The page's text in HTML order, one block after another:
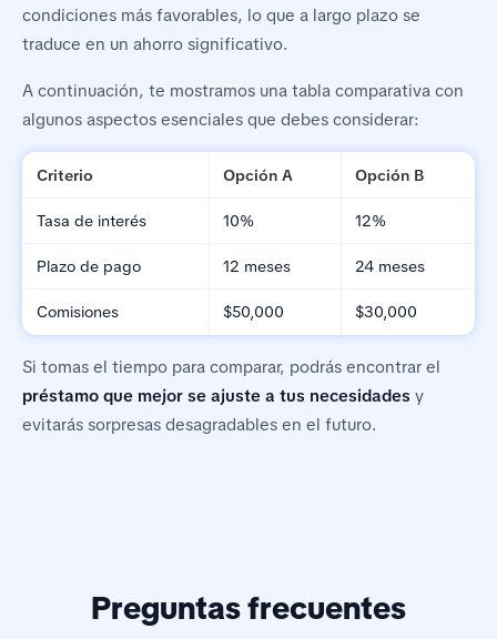
condiciones más favorables, lo que a largo plazo se
traduce en un ahorro significativo.
A continuación, te mostramos una tabla comparativa con
algunos aspectos esenciales que debes considerar:
Criterio Opción A Opción B
Tasa de interés 10% 12%
Plazo de pago 12 meses 24 meses
Comisiones $50,000 $30,000
Si tomas el tiempo para comparar, podrás encontrar el
préstamo que mejor se ajuste a tus necesidades y
evitarás sorpresas desagradables en el futuro.
Preguntas frecuentes